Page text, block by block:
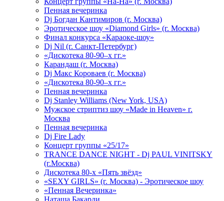
Пенная вечеринка
Dj Богдан Кантимиров (г. Москва)
Эротическое шоу «Diamond Girls» (г. Москва)
Финал конкурса «Караоке-шоу»
Dj Nil (г. Санкт-Петербург)
«Дискотека 80-90–х гг.»
Карандаш (г. Москва)
Dj Макс Короваев (г. Москва)
«Дискотека 80-90–х гг.»
Пенная вечеринка
Dj Stanley Williams (New York, USA)
Мужское стриптиз шоу «Made in Heaven» г.
Москва
Пенная вечеринка
Dj Fire Lady
Концерт группы «25/17»
TRANCE DANCE NIGHT - Dj PAUL VINITSKY
(г.Москва)
Дискотека 80-х «Пять звёзд»
«SEXY GIRLS» (г. Москва) - Эротическое шоу
«Пенная Вечеринка»
Hаташа Бакарди